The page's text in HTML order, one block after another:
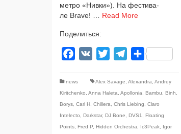
мет­ро «Нивки»). На фести­ва­
ле Brave! … Read More
Поделиться:
Facebook
VK Twitter TelegramОтправить
news Alex Savage Alexandra Andrey
Kiritchenko Anna Haleta Apollonia Bambu Binh
Borys Carl H Chillera Chris Liebing
Claro
Intelecto
Darkstar, DJ Bone DVS1
Floating
Points Fred P Hidden Orchestra Ic3Peak
Igor